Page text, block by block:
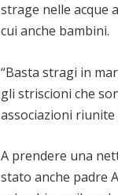
strage nelle acque
cui anche bambini.
“Basta stragi in
gli striscioni che
associazioni
A prendere una
stato anche padre